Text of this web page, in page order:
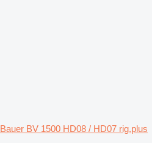
Bauer BV 1500 HD08 / HD07 rig.plus